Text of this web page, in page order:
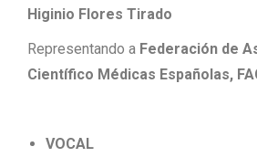
Higinio Flores Tirado
Representando a Federación de
Científico Médicas Españolas,
VOCAL